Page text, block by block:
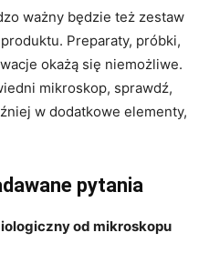
ważny będzie też zestaw
Preparaty, próbki,
okażą się niemożliwe.
mikroskop, sprawdź,
w dodatkowe elementy,
pytania
od mikroskopu